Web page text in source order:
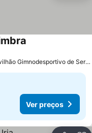
a 19.0 km de Pavilhão Gimnodesportivo de Serpins
Ver preços